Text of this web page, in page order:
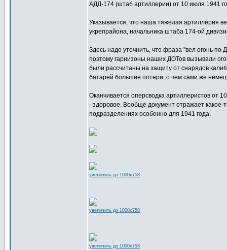
АДД-174 (штаб артиллерии) от 10 июля 1941
Указывается, что наша тяжелая артиллерия
укрепрайона, начальника штаба 174-ой
Здесь надо уточнить, что фраза "вел огонь
поэтому гарнизоны наших ДОТов вызывали
были рассчитаны на защиту от снарядов
батарей большие потери, о чем сами же
Оканчивается оперсводка артиллеристов от
- здоровое. Вообще документ отражает какое-
подразделениях особенно для 1941 года.
увеличить до 1000x758
увеличить до 1000x758
увеличить до 1000x758